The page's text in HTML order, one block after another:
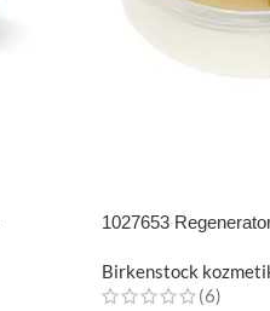
1027653
Birkenstock
(6)